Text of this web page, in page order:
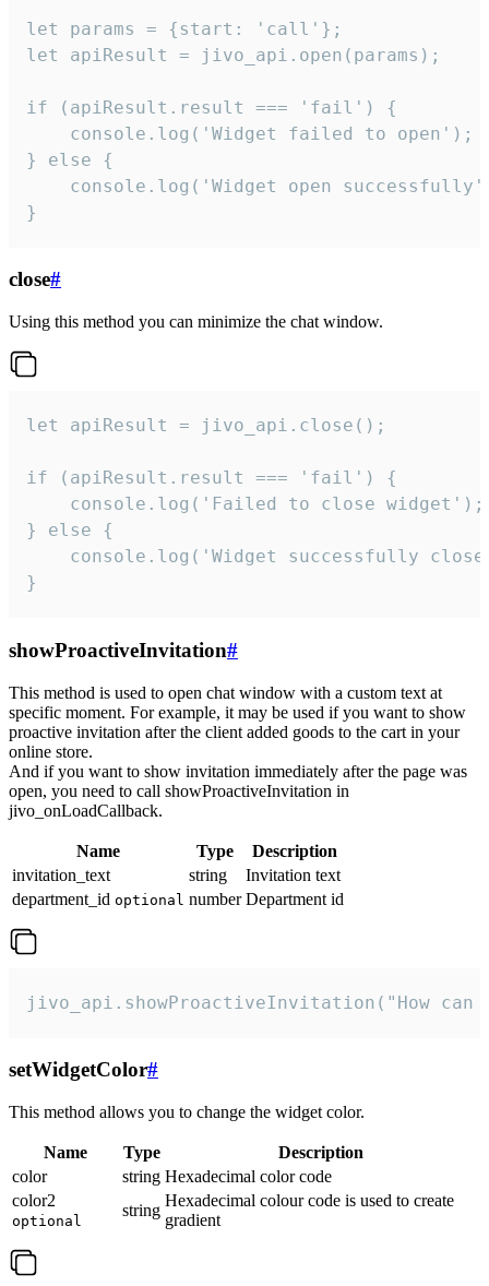
let params = {start: 'call'};
let apiResult = jivo_api.open(params);
if (apiResult.result === 'fail') {
    console.log('Widget failed to open');
} else {
console.log('Widget open
}
close#
Using this method you can minimize the chat window.
let apiResult = jivo_api.close();
if (apiResult.result === 'fail') {
    console.log('Failed to close widget');
} else {
console.log('Widget successfully
}
showProactiveInvitation#
This method is used to open chat window with a custom text at
specific moment. For example, it may be used if you want to show
proactive invitation after the client added goods to the cart in your
online store.
And if you want to show invitation immediately after the page was
open, you need to call showProactiveInvitation in
jivo_onLoadCallback.
Name Type
Description
invitation_text
string
Invitation text
department_id optional number Department id
jivo_api.showProactiveInvitation("How
setWidgetColor#
This method allows you to change the widget color.
Name Type
Description
color
string Hexadecimal color code
color2
optional
string
Hexadecimal colour code is used to create
gradient